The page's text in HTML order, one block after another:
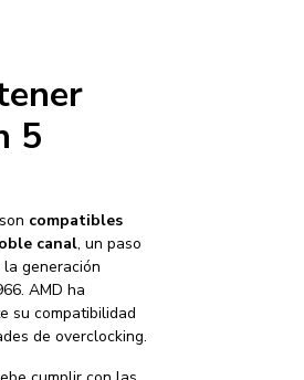
5
compatibles
canal, un paso
generación
AMD ha
su compatibilidad
de overclocking.